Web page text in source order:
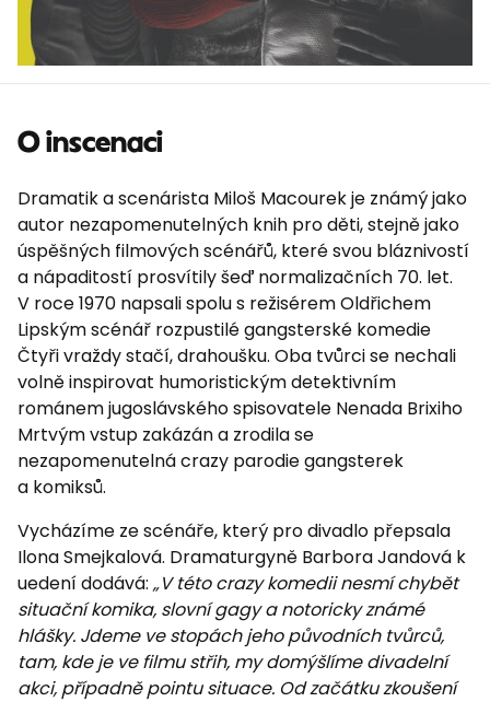
O inscenaci
Dramatik a scenárista Miloš Macourek je známý jako
autor nezapomenutelných knih pro děti, stejně jako
úspěšných filmových scénářů, které svou bláznivostí
a nápaditostí prosvítily šeď normalizačních 70. let.
V roce 1970 napsali spolu s režisérem Oldřichem
Lipským scénář rozpustilé gangsterské komedie
Čtyři vraždy stačí, drahoušku. Oba tvůrci se nechali
volně inspirovat humoristickým detektivním
románem jugoslávského spisovatele Nenada Brixiho
Mrtvým vstup zakázán a zrodila se
nezapomenutelná crazy parodie gangsterek
a komiksů.
Vycházíme ze scénáře, který pro divadlo přepsala
Ilona Smejkalová. Dramaturgyně Barbora Jandová k
uedení dodává: „V této crazy komedii nesmí chybět
situační komika, slovní gagy a notoricky známé
hlášky. Jdeme ve stopách jeho původních tvůrců,
tam, kde je ve filmu střih, my domýšlíme divadelní
akci, případně pointu situace. Od začátku zkoušení